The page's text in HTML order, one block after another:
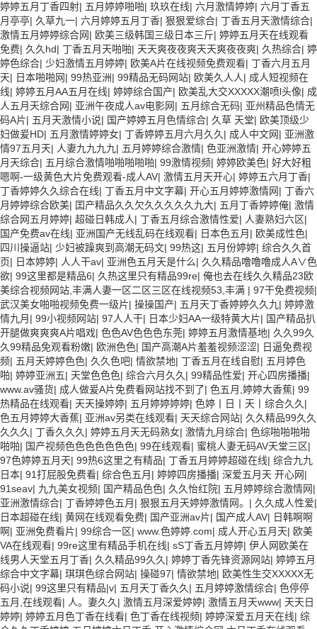
婷婷五月丁香四射| 五月婷婷啪啪| 玖玖在线| 六月激情婷婷| 六月丁香五
月亭亭| 久草九一| 六月婷婷五月丁香| 狠狠爱综合| 丁香五月天激情综合|
激情五月婷婷综合网| 欧美三级韩国三级日本三斤| 婷婷五月天在线观看
免费| 久久hd| 丁香五月天啪啪| 天天爽夜夜爽天天爽夜夜爽| 久热综合| 婷
婷色综合| 少妇激情五月婷婷| 欧美A片在线视频免费观看| 丁香六月五月
天| 日本啪啪网| 99热亚洲| 99精品无码网站| 欧美久人人| 成人短视频在
线| 婷婷五月AA五月在线| 婷婷综合国产| 欧美乱大交XXXXX潮喷l头像| 成
人五月天综合网| 亚洲午夜成人av电影网| 五月综合无码| 亚州精品色情无
码A片| 五月天激情小说| 国产婷婷五月色情综合| 久草 天堂| 欧美顶级少
妇做爰HD| 五月激情婷婷女| 丁香婷婷五月六月久久 | 成人中文网| 亚洲激
情97五月天| 人妻九九九九 | 五月婷婷综合激情| 色亚洲激情| 开心婷婷五
月天综合| 五月综合激情啪啪啪啪啪| 99激情视频| 婷婷欧美色| 好大好粗
嗯啊-一级黄色大片免费观看-成人AV| 激情五月天开心| 婷婷五六月丁香|
丁香婷婷久久综合在线| 丁香五月中文字幕| 开心五月婷婷激情网| 丁香六
月婷婷综合欧美| 囯产精品久久欠久久久久久九大| 五月丁香婷婷俺| 激情
综合网五月婷婷| 超碰日韩成人| 丁香五月综合激情性爱| 人妻熟妇六区|
国产免费av在线| 亚洲国产无线乱码在线观看| 日本色五月 | 欧美成性色|
四川操逼站| 少妇被躁爽到高潮无码文| 99热这| 五月份婷婷| 综合久久首
页| 日本婷婷| 人人干av| 亚洲色五月天是什么| 久久精品噜噜噜成人A∨色
欲| 99这里都是精品6| 久热这里只有精品99re| 俺也去在线久久精品23欧
美综合视频网站,丰满人妻一区二区三区在线视频53,丰满 | 97干免费视频|
武汉美女啪啪视频免费一级片| 操操国产| 五月天丁香婷婷久久九 | 婷婷激
情九月 | 99小视频网站| 97人人干| 日本少妇AA一级特黄大片| 国产精品扒
开腿做爽爽爽A片唱戏| 色色AV色色色东莞| 婷婷五月激情基地| 久久99久
久99精品免观看粉嫩| 欧洲色色| 国产高潮A片羞羞视频涩涩| 日逼免费视
频| 五月天婷婷色色| 久久色吧| 情欲禁地| 丁香五月在线自慰| 五月婷色
啪| 婷婷亚洲五| 天堂色色色| 综合六月久久 | 99精品性爱| 开心四房播播|
www.av骚货| 成人做爰A片免费看网站找不到了| 色五月,婷婷大香蕉| 99
热精品在线观看| 天天操婷婷| 五月婷婷婷婷| 色婷丨日丨天丨综合久久 |
色五月婷婷大香蕉| 亚洲av另类在线观看| 天天综合网站| 久久精品99久久
久久久 | 丁香久久久 | 婷婷五月天无码熟女| 激情九月综合| 色综啪啪啪啪
啪啪| 国产视频色色色色色色色| 99在线观看| 蜜桃人妻无码AV天堂三区|
97色婷婷五月天| 99热6这里之有精品| 丁香五月婷婷超碰在线| 综合九九
日本| 91打屁股免费看| 综合色五月 | 婷婷四房播播| 深爱五月天 开心网|
91seav| 九九美女视频| 国产精品色色| 久久怡红院| 五月婷婷综合激情网|
亚洲激情综合| 丁香婷婷色五月 | 狠狠五月天婷婷激情网。 | 久久成人性爱|
日本超碰在线| 黄网在线观看免费| 国产亚洲av片| 国产成人AV| 日韩啊啊
啊| 亚洲免费看片| 99综合一区| www.色婷婷.com| 成人开心五月天| 欧美
VA在线观看| 99re这里有精品手机在线| sS丁香五月婷婷| 伊人网欧美在
线男人天堂五月丁香| 久久精品99久久 | 婷婷丁香先锋资源网站| 婷婷五月
综合中文字幕| 琪琪色综合网站| 操碰97| 情欲禁地| 欧美性生交XXXXX无
码小说| 99这里只有精品|v| 五月天丁香久久 | 五月婷婷激情综合| 色停停
五月,在线观看| 人。妻久久 | 激情五月深爱婷婷| 激情五月天www| 天天日
婷婷| 婷婷五月色丁香在线看| 色丁香在线视频| 婷婷深爱五月天在线| 综